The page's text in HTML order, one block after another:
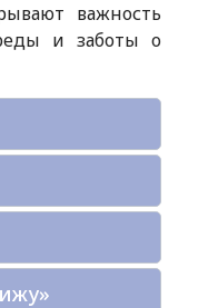
важность
и заботы о